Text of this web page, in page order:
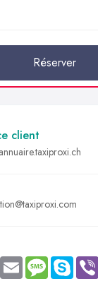
Réserver
client
Twitter Email MessageSkype